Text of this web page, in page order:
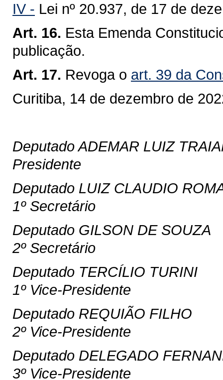
IV - Lei nº 20.937, de 17 de
Art. 16. Esta Emenda
publicação.
Art. 17. Revoga o art. 39 da
Curitiba, 14 de dezembro de
Deputado ADEMAR LUIZ
Presidente
Deputado LUIZ CLAUDIO
1º Secretário
Deputado GILSON DE SOUZA
2º Secretário
Deputado TERCÍLIO TURINI
1º Vice-Presidente
Deputado REQUIÃO FILHO
2º Vice-Presidente
Deputado DELEGADO
3º Vice-Presidente